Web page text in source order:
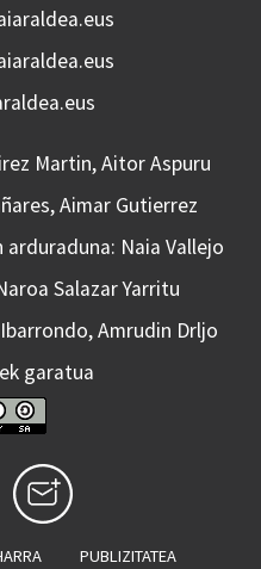
Martin, Aitor Aspuru
Aimar Gutierrez
Naia Vallejo
Salazar Yarritu
Amrudin Drljo
garatua
PUBLIZITATEA